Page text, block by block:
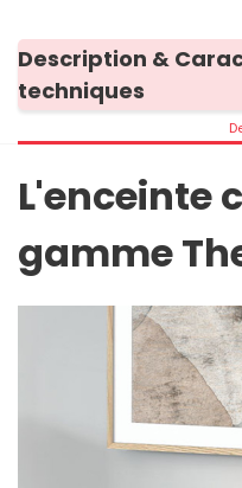
Description &
techniques
L'enceinte
gamme